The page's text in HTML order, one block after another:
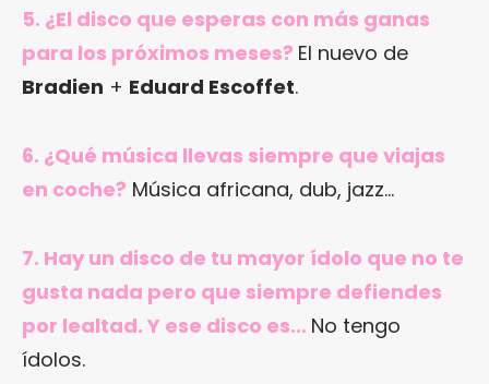
5. ¿El disco que esperas con más ganas
para los próximos meses? El nuevo de
Bradien + Eduard Escoffet.
6. ¿Qué música llevas siempre que viajas
en coche? Música africana, dub, jazz…
7. Hay un disco de tu mayor ídolo que no te
gusta nada pero que siempre defiendes
por lealtad. Y ese disco es… No tengo
ídolos.